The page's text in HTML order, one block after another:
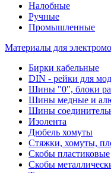
Налобные
Ручные
Промышленные
Материалы для
Бирки кабельные
DIN - рейки для
Шины "0", блоки
Шины медные и
Шины
Изолента
Дюбель хомуты
Стяжки, хомуты,
Скобы пластиковые
Скобы